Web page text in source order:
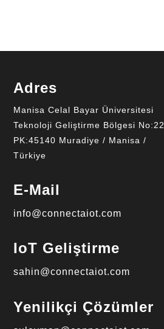
Adres
Manisa Celal Bayar Üniversitesi
Teknoloji Geliştirme Bölgesi No:22
PK:45140 Muradiye / Manisa /
Türkiye
E-Mail
info@connectaiot.com
IoT Geliştirme
sahin@connectaiot.com
Yenilikçi Çözümler